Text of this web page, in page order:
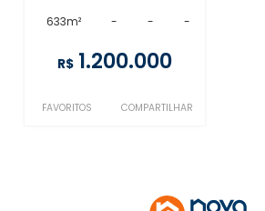
633m² - - -
R$ 1.200.000
FAVORITOS COMPARTILHAR